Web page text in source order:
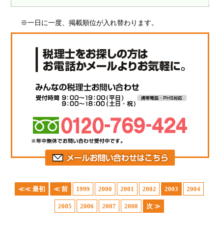
※一日に一度、掲載順位が入れ替わります。
≪≪ 最初 ≪ 前 1999 2000 2001 2002 2003 2004
2005 2006 2007 2008 次 ≫